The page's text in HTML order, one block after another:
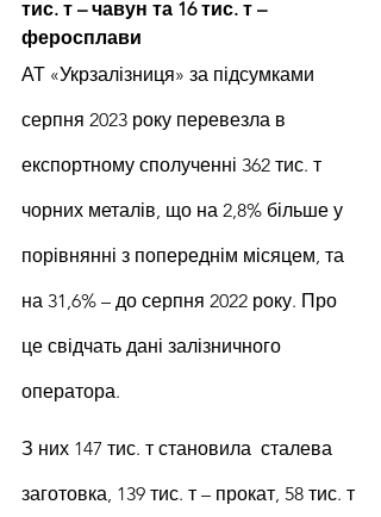
тис. т – чавун та 16 тис. т –
феросплави
АТ «Укрзалізниця» за підсумками
серпня 2023 року перевезла в
експортному сполученні 362 тис. т
чорних металів, що на 2,8% більше у
порівнянні з попереднім місяцем, та
на 31,6% – до серпня 2022 року. Про
це свідчать дані залізничного
оператора.
З них 147 тис. т становила  сталева
заготовка, 139 тис. т – прокат, 58 тис. т